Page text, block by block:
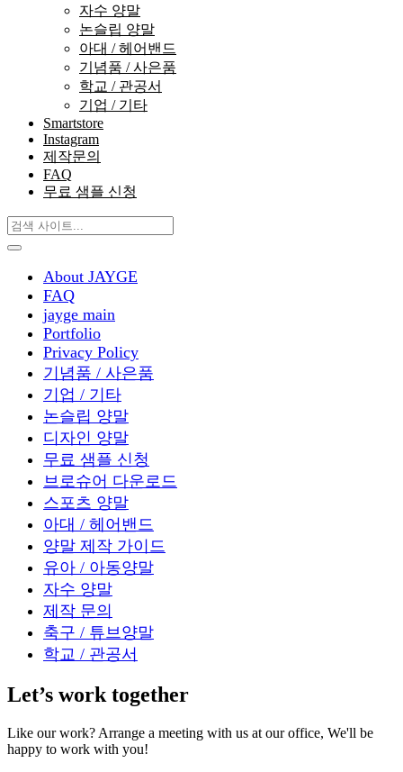
자수 양말
논슬립 양말
아대 / 헤어밴드
기념품 / 사은품
학교 / 관공서
기업 / 기타
Smartstore
Instagram
제작문의
FAQ
무료 샘플 신청
About JAYGE
FAQ
jayge main
Portfolio
Privacy Policy
기념품 / 사은품
기업 / 기타
논슬립 양말
디자인 양말
무료 샘플 신청
브로슈어 다운로드
스포츠 양말
아대 / 헤어밴드
양말 제작 가이드
유아 / 아동양말
자수 양말
제작 문의
축구 / 튜브양말
학교 / 관공서
Let’s work together
Like our work? Arrange a meeting with us at our office, We'll be
happy to work with you!